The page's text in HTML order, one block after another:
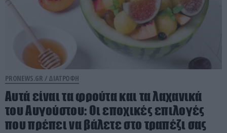
PRONEWS.GR / ΔΙΑΤΡΟΦΗ
Αυτά είναι τα φρούτα και τα λαχανικά
του Αυγούστου: Οι εποχικές επιλογές
που πρέπει να βάλετε στο τραπέζι σας